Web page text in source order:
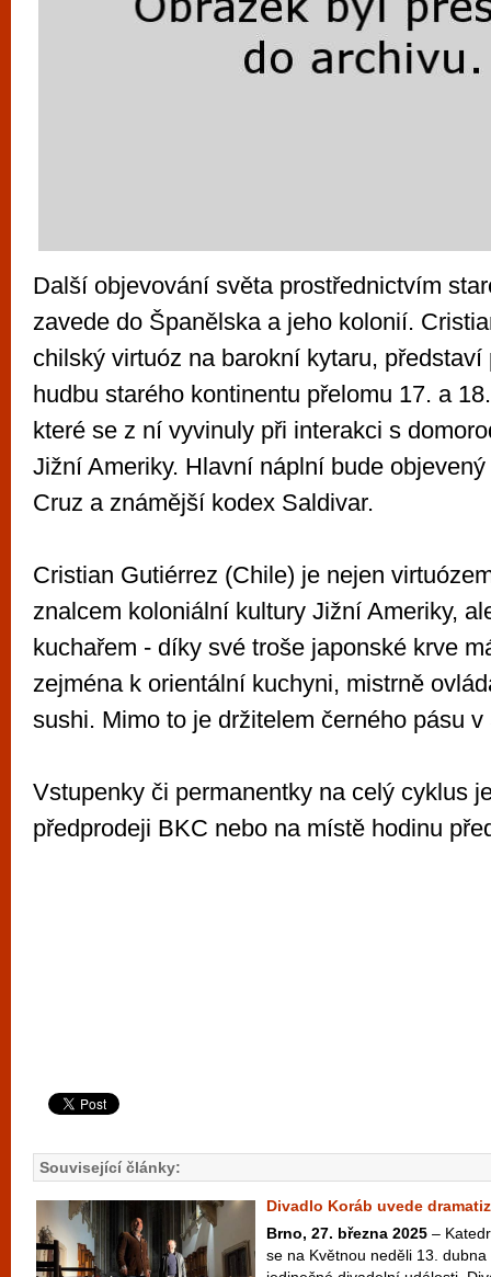
Další objevování světa prostřednictvím
zavede do Španělska a jeho kolonií.
chilský virtuóz na barokní kytaru,
hudbu starého kontinentu přelomu 17. a
které se z ní vyvinuly při interakci s
Jižní Ameriky. Hlavní náplní bude
Cruz a známější kodex Saldivar.
Cristian Gutiérrez (Chile) je nejen
znalcem koloniální kultury Jižní Ameriky,
kuchařem - díky své troše japonské krve
zejména k orientální kuchyni, mistrně
sushi. Mimo to je držitelem černého pásu v
Vstupenky či permanentky na celý cyklus
předprodeji BKC nebo na místě hodinu
Související články:
Divadlo Koráb uvede
Brno, 27. března 2025 –
se na Květnou neděli 13.